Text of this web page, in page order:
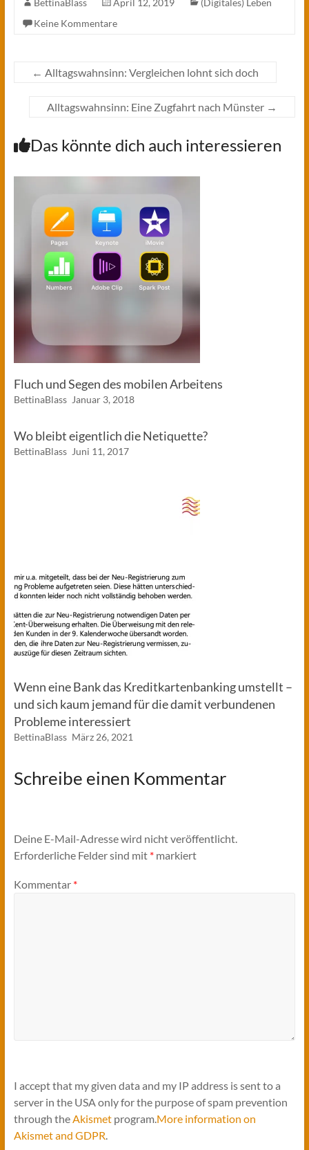
Keine Kommentare
← Alltagswahnsinn: Vergleichen lohnt sich doch
Alltagswahnsinn: Eine Zugfahrt nach Münster →
Das könnte dich auch interessieren
Fluch und Segen des mobilen Arbeitens
BettinaBlass Januar 3, 2018
Wo bleibt eigentlich die Netiquette?
BettinaBlass Juni 11, 2017
Wenn eine Bank das Kreditkartenbanking umstellt –
und sich kaum jemand für die damit verbundenen
Probleme interessiert
BettinaBlass März 26, 2021
Schreibe einen Kommentar
Deine E-Mail-Adresse wird nicht veröffentlicht.
Erforderliche Felder sind mit *markiert
Kommentar *
I accept that my given data and my IP address is sent to a
server in the USA only for the purpose of spam prevention
through theAkismetprogram.More information on
Akismet and GDPR.